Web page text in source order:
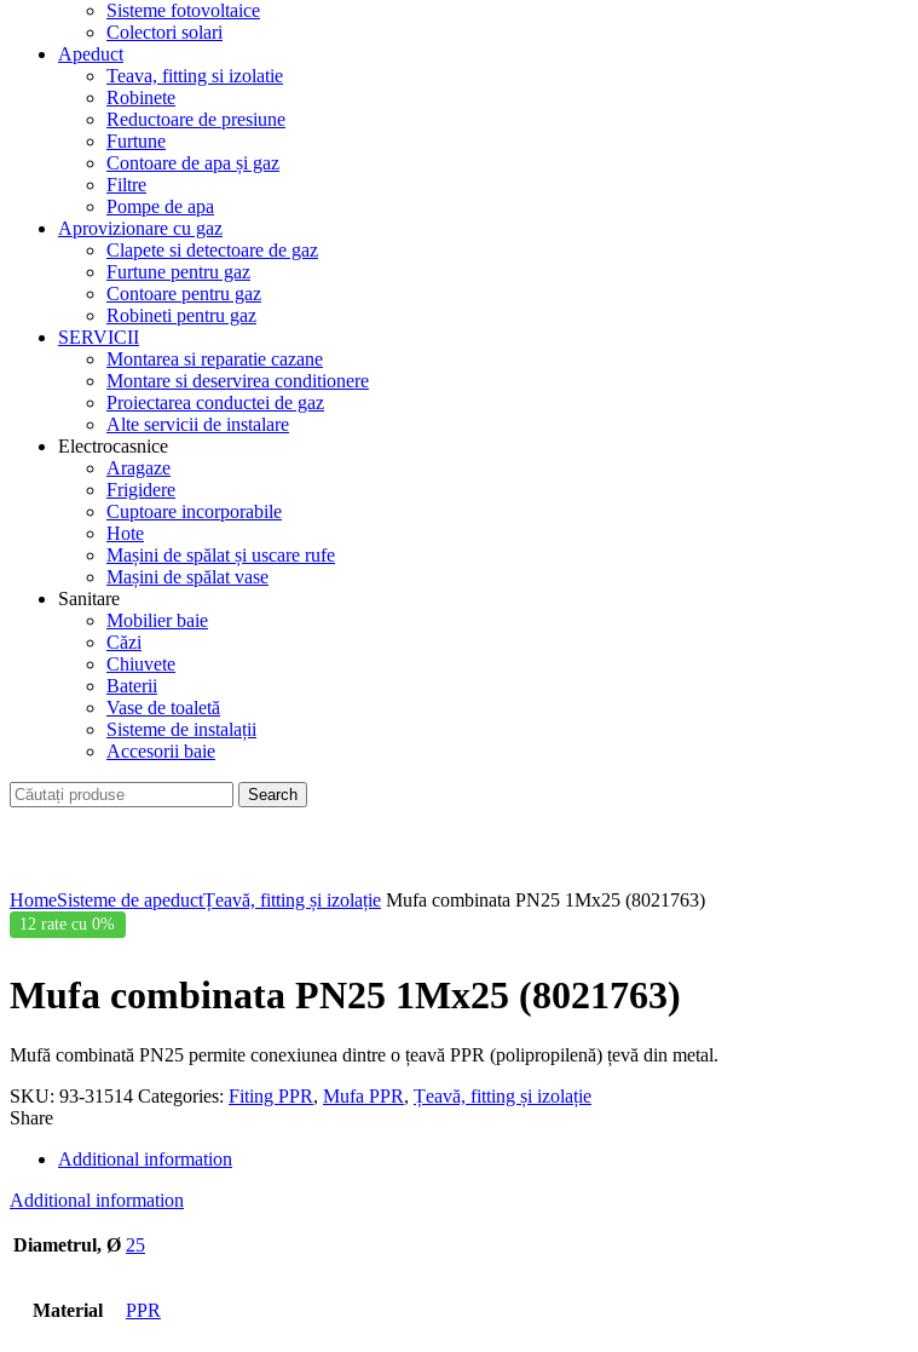
Sisteme fotovoltaice
Colectori solari
Apeduct
Teava, fitting si izolatie
Robinete
Reductoare de presiune
Furtune
Contoare de apa și gaz
Filtre
Pompe de apa
Aprovizionare cu gaz
Clapete si detectoare de gaz
Furtune pentru gaz
Contoare pentru gaz
Robineti pentru gaz
SERVICII
Montarea si reparatie cazane
Montare si deservirea conditionere
Proiectarea conductei de gaz
Alte servicii de instalare
Electrocasnice
Aragaze
Frigidere
Cuptoare incorporabile
Hote
Mașini de spălat și uscare rufe
Mașini de spălat vase
Sanitare
Mobilier baie
Căzi
Chiuvete
Baterii
Vase de toaletă
Sisteme de instalații
Accesorii baie
Search
HomeSisteme de apeductȚeavă, fitting și izolație Mufa combinata PN25 1Mx25 (8021763)
12 rate cu 0%
Mufa combinata PN25 1Mx25 (8021763)
Mufă combinată PN25 permite conexiunea dintre o țeavă PPR (polipropilenă) țevă din metal.
SKU: 93-31514 Categories: Fiting PPR, Mufa PPR, Țeavă, fitting și izolație
Share
Additional information
Additional information
Diametrul, Ø 25
Material PPR